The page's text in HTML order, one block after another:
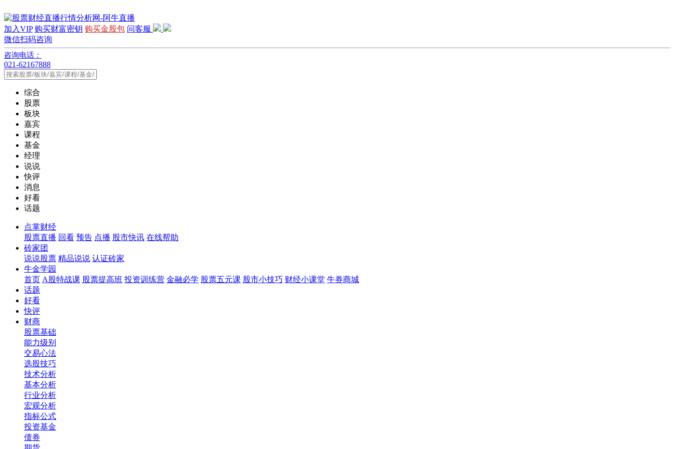
加入VIP 购买财富密钥 购买金股包 问客服
微信扫码咨询
咨询电话：
021-62167888
综合
股票
板块
嘉宾
课程
基金
经理
说说
快评
消息
好看
话题
点掌财经
股票直播 回看 预告 点播 股市快讯 在线帮助
砖家团
说说股票 精品说说 认证砖家
牛金学园
首页 A股特战课 股票提高班 投资训练营 金融必学 股票五元课 股市小技巧 财经小课堂 牛券商城
话题
好看
快评
财商
股票基础
能力级别
交易心法
选股技巧
技术分析
基本分析
行业分析
宏观分析
指标公式
投资基金
债券